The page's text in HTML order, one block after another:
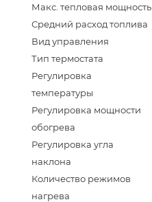
Макс. тепловая мощность
Средний расход топлива
Вид управления
Тип термостата
Регулировка
температуры
Регулировка мощности
обогрева
Регулировка угла
наклона
Количество режимов
нагрева